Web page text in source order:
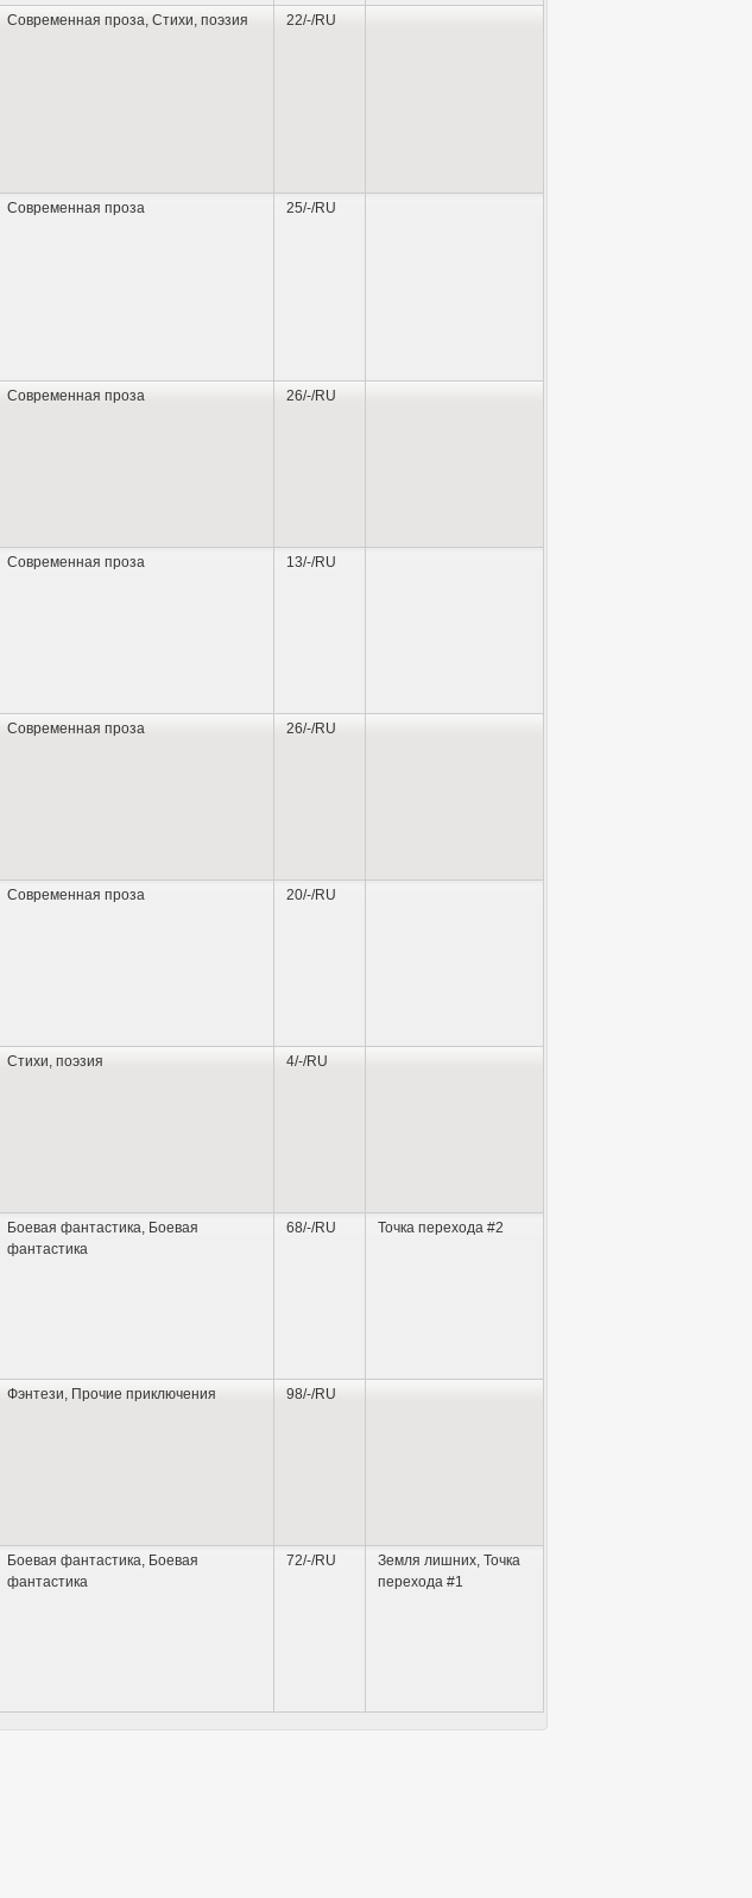
Современная проза Cтихи, поэзия 22/-/RU
Современная проза 25/-/RU
Современная проза 26/-/RU
Современная проза 13/-/RU
Современная проза 26/-/RU
Современная проза 20/-/RU
Cтихи, поэзия 4/-/RU
Боевая фантастика Боевая
фантастика
68/-/RU Точка перехода #2
Фэнтези Прочие приключения 98/-/RU
Боевая фантастика Боевая
фантастика
72/-/RU Земля лишних, Точка
перехода #1